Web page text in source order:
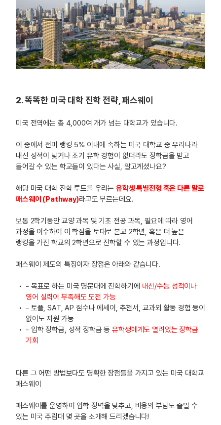
2. 똑똑한 미국 대학 진학 전략, 패스웨이
미국 전역에는 총 4,000여 개가 넘는 대학교가 있습니다.
이 중에서 전미 랭킹 5% 이내에 속하는 미국 대학교 중 우리나라
내신 성적이 낮거나 조기 유학 경험이 없더라도 장학금을 받고
들어갈 수 있는 학교들이 있다는 사실, 알고계셨나요?
해당 미국 대학 진학 루트를 우리는 유학생 특별전형 혹은 다른 말로
패스웨이 (Pathway)라고도 부르는데요.
보통 2학기동안 교양 과목 및 기초 전공 과목, 필요에 따라 영어
과정을 이수하여 이 학점을 토대로 본교 2학년, 혹은 더 높은
랭킹을 가진 학교의 2학년으로 진학할 수 있는 과정입니다.
패스웨이 제도의 특징이자 장점은 아래와 같습니다.
- 목표로 하는 미국 명문대에 진학하기에 내신/수능 성적이나
영어 실력이 부족해도 도전 가능
- 토플, SAT, AP 점수나 에세이, 추천서, 교과외 활동 경험 등이
없어도 지원 가능
- 입학 장학금, 성적 장학금 등유학생에게도 열려있는 장학금
기회
다른 그 어떤 방법보다도 명확한 장점들을 가지고 있는 미국 대학교
패스웨이
패스웨이를 운영하여 입학 장벽을 낮추고, 비용의 부담도 줄일 수
있는 미국 주립대 몇 곳을 소개해 드리겠습니다!